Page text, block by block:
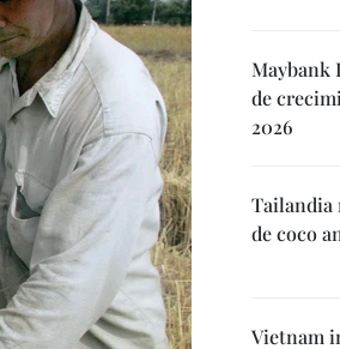
Maybank
de
2026
Tailandia
de coco
Vietnam